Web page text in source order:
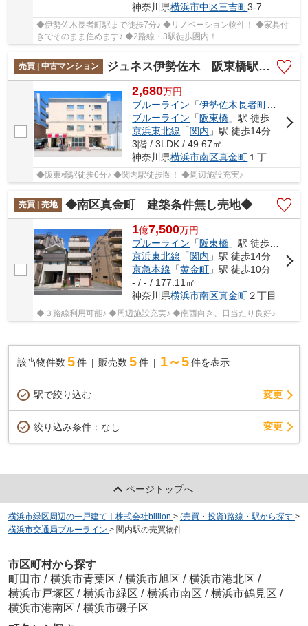
神奈川県横浜市中区三吉町3-7
◆伊勢佐木長者町駅まで徒歩7分♪ ◆リノベーション物件！ ◆家具付
きでそのまま住めます♪ ◆2路線・3駅徒歩圏内！
売買 | 中古マンション ジュネス伊勢佐木 阪東橋駅徒歩6分♪/関内駅徒歩圏/周辺施設充実
2,680万円
ブルーライン 「伊勢佐木長者町
ブルーライン 「 阪東橋 」駅 徒歩6分
京浜東北線 「関内 」駅 徒歩14分
3階 / 3LDK / 49.67㎡
神奈川県横浜市南区真金町 １丁目11-3
◆阪東橋駅徒歩6分♪ ◆関内駅徒歩圏！ ◆周辺施設充実♪
売買 | 売地 ◆南区真金町 建築条件無し売地◆
1億7,500万円
ブルーライン 「 阪東橋 」駅 徒歩7分
京浜東北線 「関内 」駅 徒歩14分
京急本線 「黄金町 」駅 徒歩10分
- / - / 177.11㎡
神奈川県横浜市南区真金町２丁目
◆３路線利用可能♪ ◆周辺施設充実♪ ◆南西向き、日当たり良好♪
該当物件数 5件 販売数 5 件 1～5 件を表示
駅で絞り込む 変更
絞り込み条件： なし 変更
ページトップへ
横浜市緑区周辺の一戸建て｜株式会社billion > (売買・投資)路線・駅から探す >
横浜市交通局ブルーライン > 関内駅の売買物件
市区町村から探す
町田市 / 横浜市青葉区 / 横浜市旭区 / 横浜市港北区 /
横浜市戸塚区 / 横浜市緑区 / 横浜市南区 / 横浜市鶴見区 /
横浜市港南区 / 横浜市磯子区